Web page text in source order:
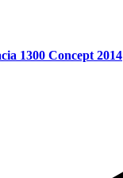
1300 Concept 2014